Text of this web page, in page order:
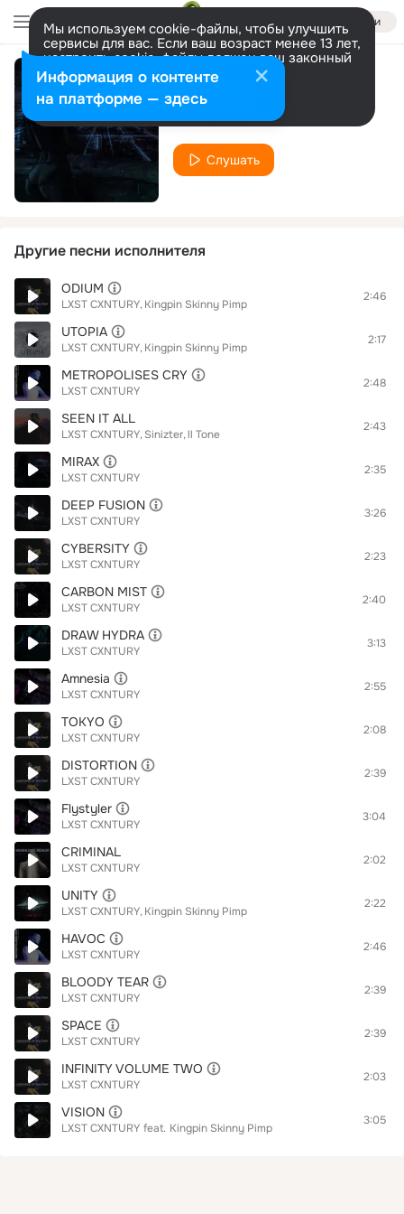
Войти
Мы используем cookie-файлы, чтобы улучшить
сервисы для вас. Если ваш возраст менее 13 лет,
настроить cookie-файлы должен ваш законный
представитель. Больше информации
Разрешить все Настроить
BLUR
LXST CXNTURY
Слушать
Другие песни исполнителя
ODIUM
LXST CXNTURY Kingpin Skinny Pimp
2:46
UTOPIA
LXST CXNTURY Kingpin Skinny Pimp
2:17
METROPOLISES CRY
LXST CXNTURY
2:48
SEEN IT ALL
LXST CXNTURY Sinizter ll Tone
2:43
MIRAX
LXST CXNTURY
2:35
DEEP FUSION
LXST CXNTURY
3:26
CYBERSITY
LXST CXNTURY
2:23
CARBON MIST
LXST CXNTURY
2:40
DRAW HYDRA
LXST CXNTURY
3:13
Amnesia
LXST CXNTURY
2:55
TOKYO
LXST CXNTURY
2:08
DISTORTION
LXST CXNTURY
2:39
Flystyler
LXST CXNTURY
3:04
CRIMINAL
LXST CXNTURY
2:02
UNITY
LXST CXNTURY Kingpin Skinny Pimp
2:22
HAVOC
LXST CXNTURY
2:46
BLOODY TEAR
LXST CXNTURY
2:39
SPACE
LXST CXNTURY
2:39
INFINITY VOLUME TWO
LXST CXNTURY
2:03
VISION
LXST CXNTURY feat. Kingpin Skinny Pimp
3:05
Информация о контенте
на платформе — здесь